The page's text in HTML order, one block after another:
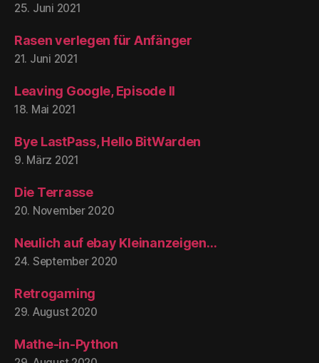
25. Juni 2021
Rasen verlegen für Anfänger
21. Juni 2021
Leaving Google, Episode II
18. Mai 2021
Bye LastPass, Hello BitWarden
9. März 2021
Die Terrasse
20. November 2020
Neulich auf ebay Kleinanzeigen…
24. September 2020
Retrogaming
29. August 2020
Mathe-in-Python